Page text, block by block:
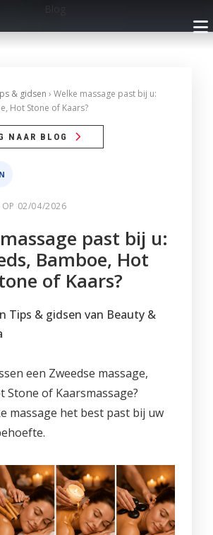
1
2
Cadeaubon
met Massage
Blog
& gidsen › Welke massage past bij u:
Hot Stone of Kaars?
NAAR BLOG
OP 02/04/2026
past bij u:
Bamboe, Hot
of Kaars?
Tips & gidsen van Beauty &
een Zweedse massage,
Stone of Kaarsmassage?
massage het best past bij uw